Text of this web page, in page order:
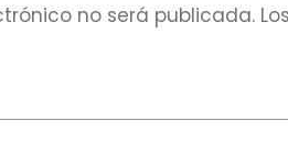
no será publicada.